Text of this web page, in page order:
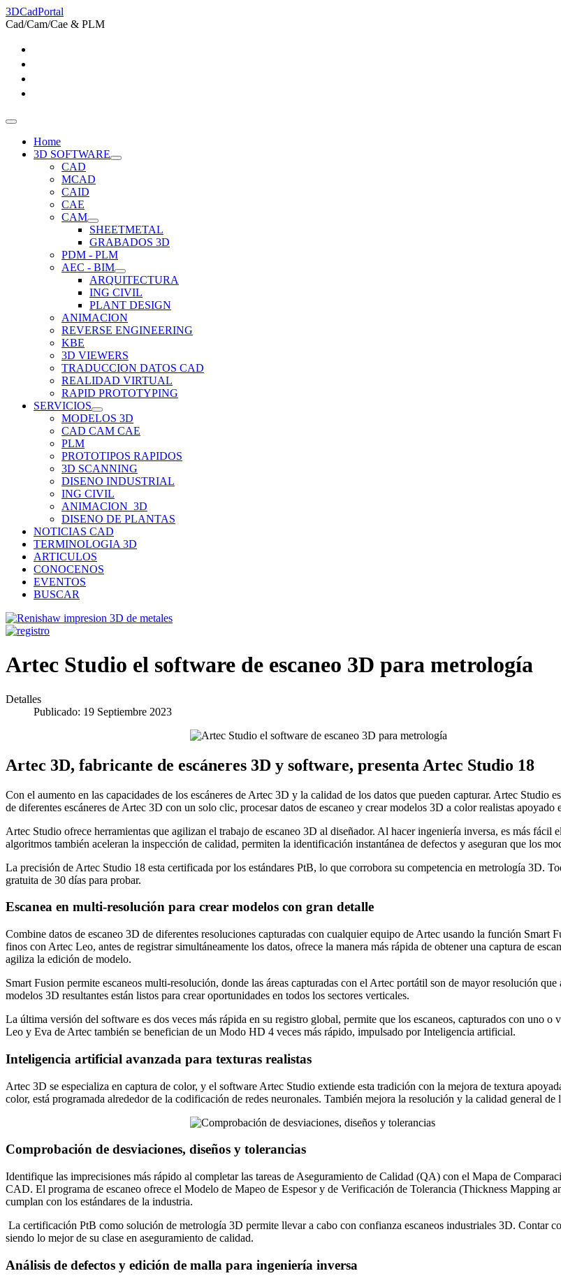
3DCadPortal
Cad/Cam/Cae & PLM
Home
3D SOFTWARE
CAD
MCAD
CAID
CAE
CAM
SHEETMETAL
GRABADOS 3D
PDM - PLM
AEC - BIM
ARQUITECTURA
ING CIVIL
PLANT DESIGN
ANIMACION
REVERSE ENGINEERING
KBE
3D VIEWERS
TRADUCCION DATOS CAD
REALIDAD VIRTUAL
RAPID PROTOTYPING
SERVICIOS
MODELOS 3D
CAD CAM CAE
PLM
PROTOTIPOS RAPIDOS
3D SCANNING
DISENO INDUSTRIAL
ING CIVIL
ANIMACION_3D
DISENO DE PLANTAS
NOTICIAS CAD
TERMINOLOGIA 3D
ARTICULOS
CONOCENOS
EVENTOS
BUSCAR
Artec Studio el software de escaneo 3D para metrología
Detalles
Publicado: 19 Septiembre 2023
Artec 3D, fabricante de escáneres 3D y software, presenta Artec Studio 18
Con el aumento en las capacidades de los escáneres de Artec 3D y la calidad de los datos que pueden capturar. Artec
de diferentes escáneres de Artec 3D con un solo clic, procesar datos de escaneo y crear modelos 3D a color realistas
Artec Studio ofrece herramientas que agilizan el trabajo de escaneo 3D al diseñador. Al hacer ingeniería inversa, es más
algoritmos también aceleran la inspección de calidad, permiten la identificación instantánea de defectos y aseguran que los
La precisión de Artec Studio 18 esta certificada por los estándares PtB, lo que corrobora su competencia en metrología 3D.
gratuita de 30 días para probar.
Escanea en multi-resolución para crear modelos con gran detalle
Combine datos de escaneo 3D de diferentes resoluciones capturadas con cualquier equipo de Artec usando la función
finos con Artec Leo, antes de registrar simultáneamente los datos, ofrece la manera más rápida de obtener una captura de
agiliza la edición de modelo.
Smart Fusion permite escaneos multi-resolución, donde las áreas capturadas con el Artec portátil son de mayor resolución
modelos 3D resultantes están listos para crear oportunidades en todos los sectores verticales.
La última versión del software es dos veces más rápida en su registro global, permite que los escaneos, capturados con uno
Leo y Eva de Artec también se benefician de un Modo HD 4 veces más rápido, impulsado por Inteligencia artificial.
Inteligencia artificial avanzada para texturas realistas
Artec 3D se especializa en captura de color, y el software Artec Studio extiende esta tradición con la mejora de textura
color, está programada alrededor de la codificación de redes neuronales. También mejora la resolución y la calidad general de
Comprobación de desviaciones, diseños y tolerancias
Identifique las imprecisiones más rápido al completar las tareas de Aseguramiento de Calidad (QA) con el Mapa de
CAD. El programa de escaneo ofrece el Modelo de Mapeo de Espesor y de Verificación de Tolerancia (Thickness Mapping
cumplan con los estándares de la industria.
La certificación PtB como solución de metrología 3D permite llevar a cabo con confianza escaneos industriales 3D. Contar
siendo lo mejor de su clase en aseguramiento de calidad.
Análisis de defectos y edición de malla para ingeniería inversa